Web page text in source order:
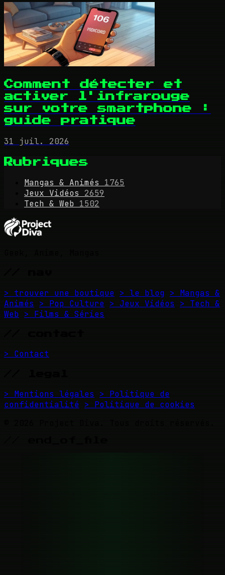
Comment détecter et
activer l'infrarouge
sur votre smartphone :
guide pratique
31 juil. 2026
Rubriques
Mangas & Animés
1765
Jeux Vidéos
2659
Tech & Web 1502
> trouver une boutique > le blog > Mangas &
Animés
> Pop Culture > Jeux Vidéos
> Tech &
Web > Films & Séries
> Contact
> Mentions légales
> Politique de
confidentialité > Politique de cookies